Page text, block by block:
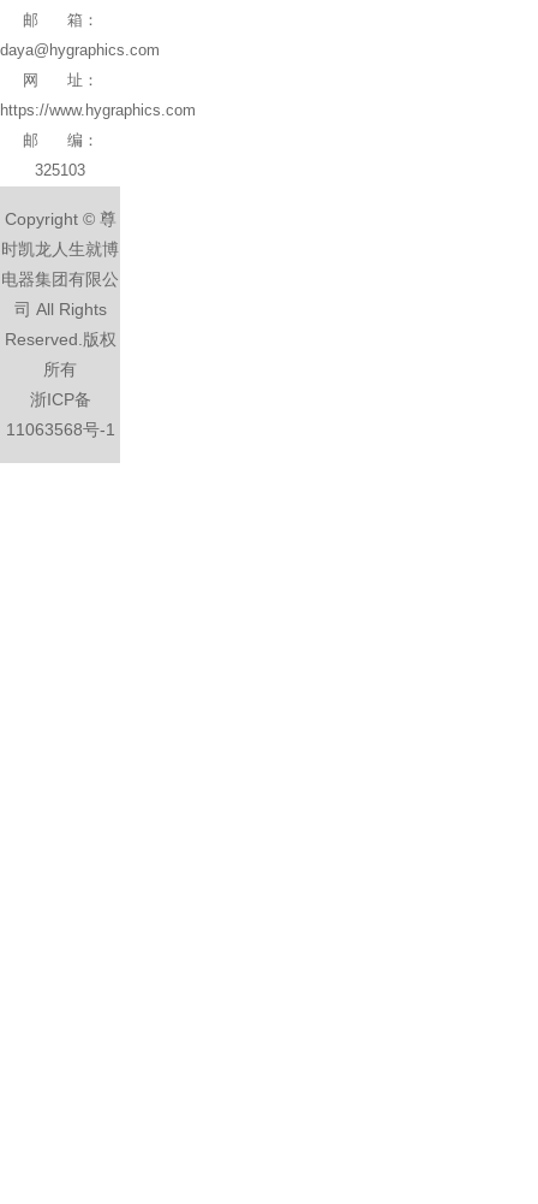
邮 箱：
daya@hygraphics.com
网 址 ：
https://www.hygraphics.com
邮 编：
325103
Copyright © 尊
时凯龙人生就博
电器集团有限公
司 All Rights
Reserved.版权
所有
浙ICP备
11063568号-1